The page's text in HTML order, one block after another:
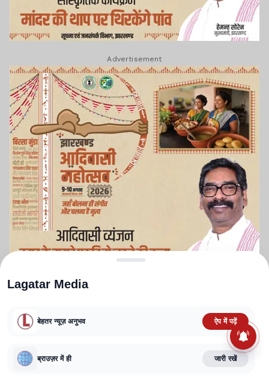
Advertisement
TERMS AND CONDITIONS
CORRECTIONS POLICY
FACT CHECKING POLICY
Lagatar Media
बेहतर न्यूज़ अनुभव ऐप में पढ़ें
ब्राउज़र में ही जारी रखें